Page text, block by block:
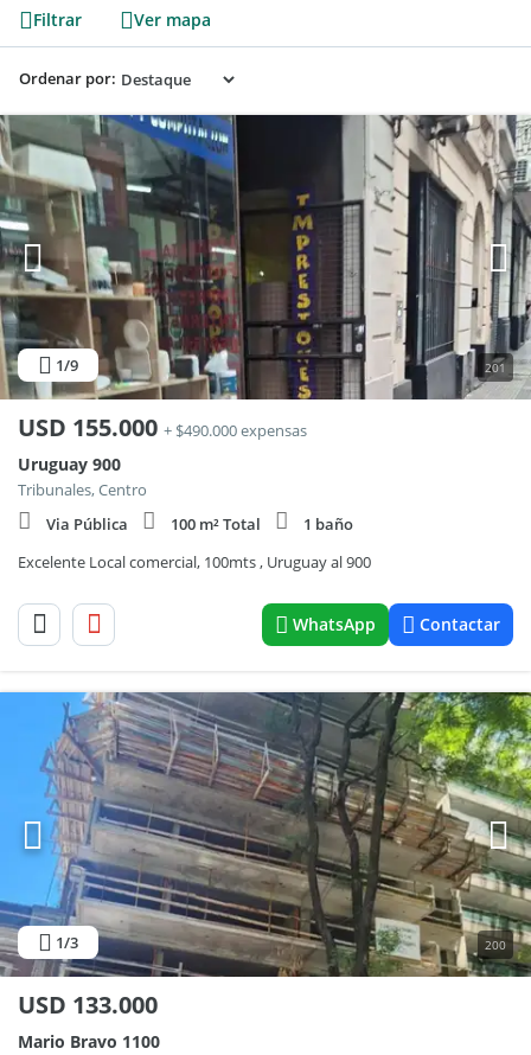
Filtrar Ver mapa
Ordenar por:
1/9 201
USD 155.000 + $490.000 expensas
Uruguay 900
Tribunales, Centro
Via Pública
100 m² Total
1 baño
Excelente Local comercial, 100mts , Uruguay al 900
WhatsApp Contactar
1/3 200
USD 133.000
Mario Bravo 1100